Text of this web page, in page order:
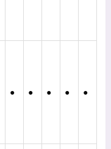
● ● ● ● ●